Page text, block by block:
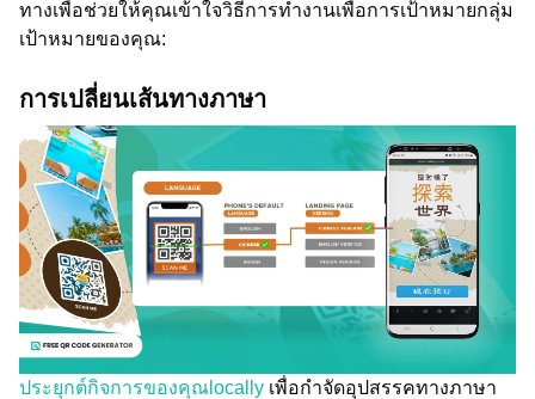
ทางเพื่อช่วยให้คุณเข้าใจวิธีการทำงานเพื่อการเป้าหมายกลุ่ม
เป้าหมายของคุณ:
การเปลี่ยนเส้นทางภาษา
ประยุกต์กิจการของคุณlocally เพื่อกำจัดอุปสรรคทางภาษา